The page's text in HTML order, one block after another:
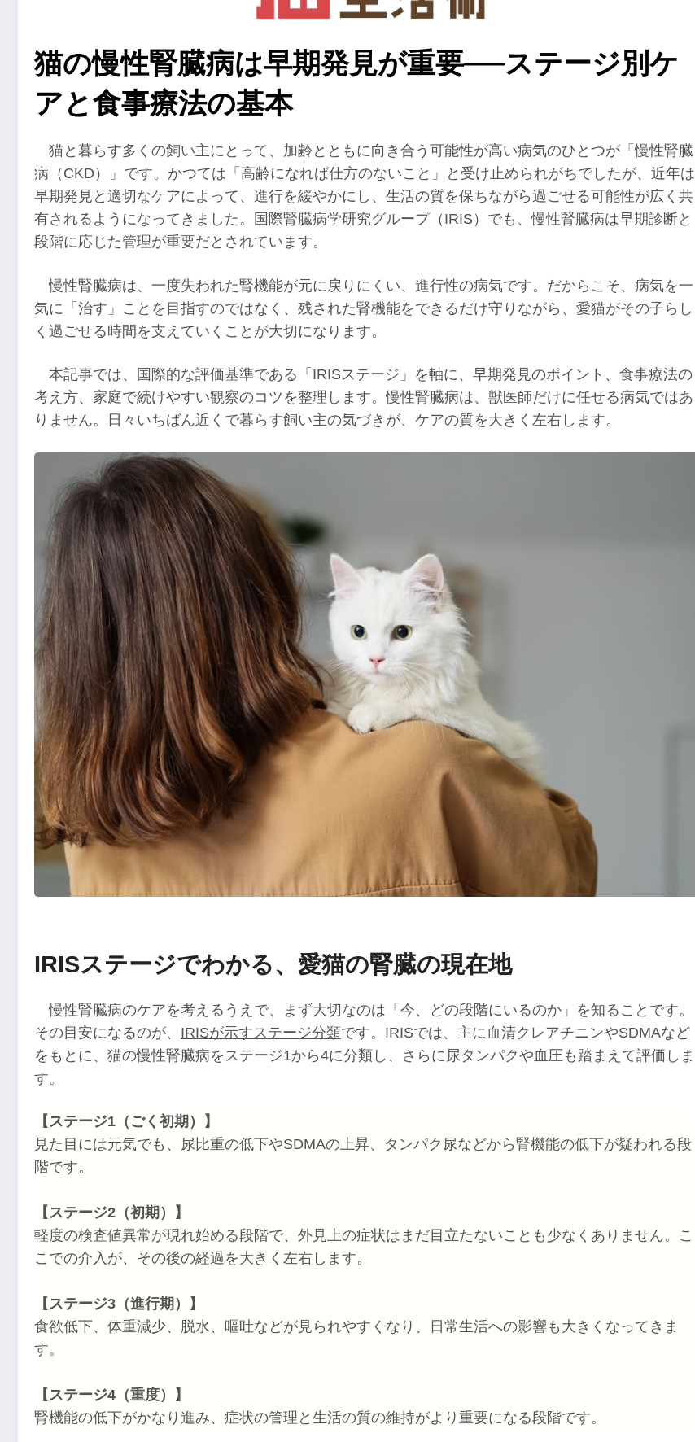
猫の慢性腎臓病は早期発見が重要──ステージ別ケ
アと食事療法の基本
猫と暮らす多くの飼い主にとって、加齢とともに向き合う可能性が高い病気のひとつが「慢性腎臓
病（CKD）」です。かつては「高齢になれば仕方のないこと」と受け止められがちでしたが、近年は
早期発見と適切なケアによって、進行を緩やかにし、生活の質を保ちながら過ごせる可能性が広く共
有されるようになってきました。国際腎臓病学研究グループ（IRIS）でも、慢性腎臓病は早期診断と
段階に応じた管理が重要だとされています。
慢性腎臓病は、一度失われた腎機能が元に戻りにくい、進行性の病気です。だからこそ、病気を一
気に「治す」ことを目指すのではなく、残された腎機能をできるだけ守りながら、愛猫がその子らし
く過ごせる時間を支えていくことが大切になります。
本記事では、国際的な評価基準である「IRISステージ」を軸に、早期発見のポイント、食事療法の
考え方、家庭で続けやすい観察のコツを整理します。慢性腎臓病は、獣医師だけに任せる病気ではあ
りません。日々いちばん近くで暮らす飼い主の気づきが、ケアの質を大きく左右します。
IRISステージでわかる、愛猫の腎臓の現在地
慢性腎臓病のケアを考えるうえで、まず大切なのは「今、どの段階にいるのか」を知ることです。
その目安になるのが、 IRISが示すステージ分類です。IRISでは、主に血清クレアチニンやSDMAなど
をもとに、猫の慢性腎臓病をステージ1から4に分類し、さらに尿タンパクや血圧も踏まえて評価しま
す。
【ステージ1（ごく初期）】
見た目には元気でも、尿比重の低下やSDMAの上昇、タンパク尿などから腎機能の低下が疑われる段
階です。
【ステージ2（初期）】
軽度の検査値異常が現れ始める段階で、外見上の症状はまだ目立たないことも少なくありません。こ
こでの介入が、その後の経過を大きく左右します。
【ステージ3（進行期）】
食欲低下、体重減少、脱水、嘔吐などが見られやすくなり、日常生活への影響も大きくなってきま
す。
【ステージ4（重度）】
腎機能の低下がかなり進み、症状の管理と生活の質の維持がより重要になる段階です。